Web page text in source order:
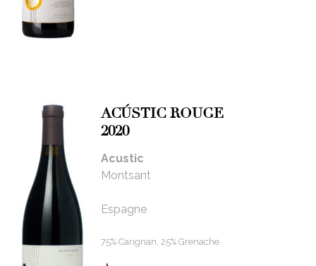
ACÚSTIC ROUGE
2020
Acustic
Montsant
Espagne
75% Carignan, 25% Grenache